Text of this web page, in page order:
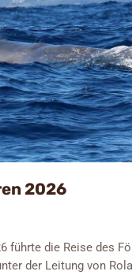
2026
führte die Reise des
der Leitung von